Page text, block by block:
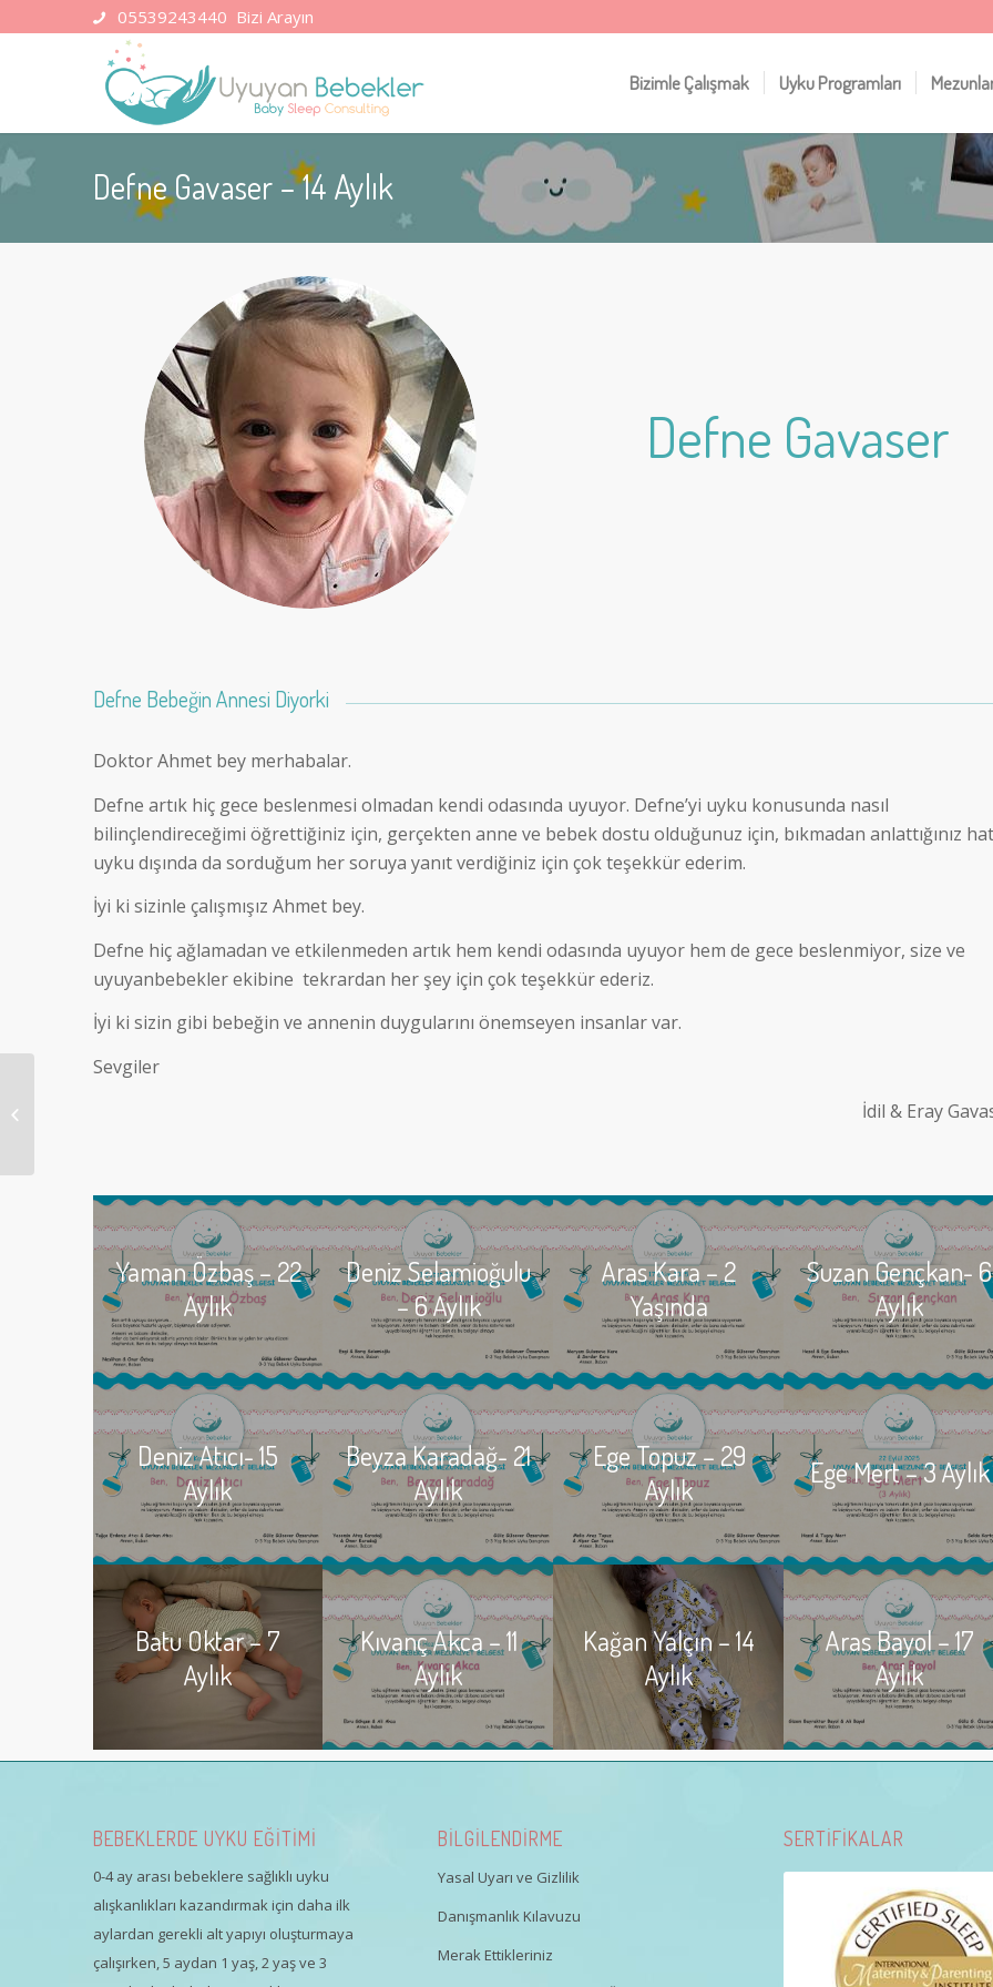
05539243440 Bizi Arayın
Bizimle Çalışmak Uyku Programları
Defne Gavaser – 14 Aylık
Defne Gavaser
Defne Bebeğin Annesi Diyorki
Doktor Ahmet bey merhabalar.
Defne artık hiç gece beslenmesi olmadan kendi odasında uyuyor. Defne’yi uyku konusunda nasıl
bilinçlendireceğimi öğrettiğiniz için, gerçekten anne ve bebek dostu olduğunuz için, bıkmadan anlattığınız
uyku dışında da sorduğum her soruya yanıt verdiğiniz için çok teşekkür ederim.
İyi ki sizinle çalışmışız Ahmet bey.
Defne hiç ağlamadan ve etkilenmeden artık hem kendi odasında uyuyor hem de gece beslenmiyor, size ve
uyuyanbebekler ekibine tekrardan her şey için çok teşekkür ederiz.
İyi ki sizin gibi bebeğin ve annenin duygularını önemseyen insanlar var.
Sevgiler
İdil & Eray
Yaman Özbaş – 22
Aylık
Deniz Selamioğulu
– 6 Aylık
Aras Kara – 2
Yaşında
Suzan Gençkan- 6
Aylık
Deniz Atıcı- 15
Aylık
Beyza Karadağ- 21
Aylık
Ege Topuz – 29
Aylık
Ege Mert – 3 Aylık
Batu Oktar – 7
Aylık
Kıvanç Akca – 11
Aylık
Kağan Yalçın – 14
Aylık
Aras Bayol – 17
Aylık
BEBEKLERDE UYKU EĞİTİMİ
0-4 ay arası bebeklere sağlıklı uyku
alışkanlıkları kazandırmak için daha ilk
aylardan gerekli alt yapıyı oluşturmaya
çalışırken, 5 aydan 1 yaş, 2 yaş ve 3
BİLGİLENDİRME
Yasal Uyarı ve Gizlilik
Danışmanlık Kılavuzu
Merak Ettikleriniz
SERTİFİKALAR